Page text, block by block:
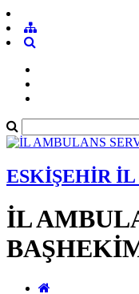
ESKİŞEHİR
İL